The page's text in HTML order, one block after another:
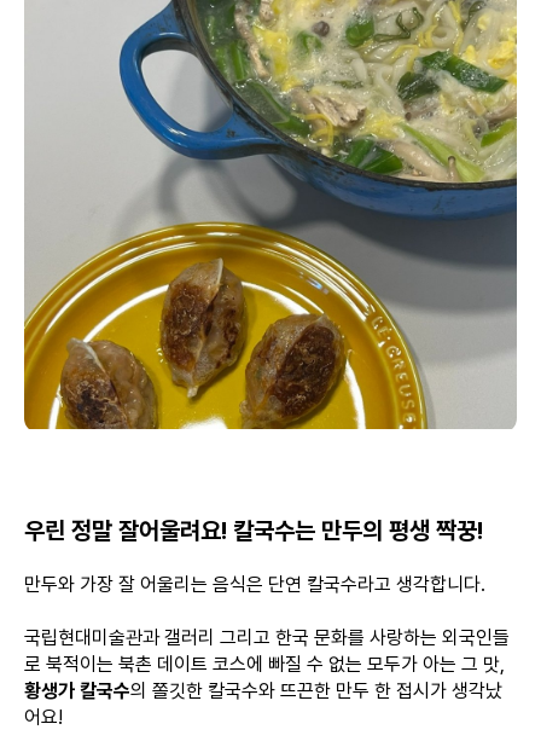
우린 정말 잘어울려요! 칼국수는 만두의 평생 짝꿍!
만두와 가장 잘 어울리는 음식은 단연 칼국수라고 생각합니다.
국립현대미술관과 갤러리 그리고 한국 문화를 사랑하는 외국인들
로 북적이는 북촌 데이트 코스에 빠질 수 없는 모두가 아는 그 맛,
황생가 칼국수의 쫄깃한 칼국수와 뜨끈한 만두 한 접시가 생각났
어요!